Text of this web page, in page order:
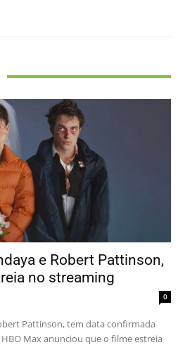
e Robert Pattinson,
no streaming
0
Pattinson, tem data confirmada
Max anunciou que o filme estreia